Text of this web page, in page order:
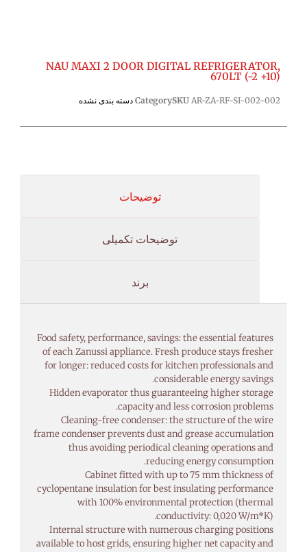
NAU MAXI 2 DOOR DIGITAL REFRIGERATOR,
670LT (-2 +10)
SKU AR-ZA-RF-SI-002-002
Category دسته بندی نشده
توضیحات
توضیحات تکمیلی
برند
Food safety, performance, savings: the essential features
of each Zanussi appliance. Fresh produce stays fresher
for longer: reduced costs for kitchen professionals and
considerable energy savings.
Hidden evaporator thus guaranteeing higher storage
capacity and less corrosion problems.
Cleaning-free condenser: the structure of the wire
frame condenser prevents dust and grease accumulation
thus avoiding periodical cleaning operations and
reducing energy consumption.
Cabinet fitted with up to 75 mm thickness of
cyclopentane insulation for best insulating performance
with 100% environmental protection (thermal
conductivity: 0,020 W/m*K).
Internal structure with numerous charging positions
available to host grids, ensuring higher net capacity and